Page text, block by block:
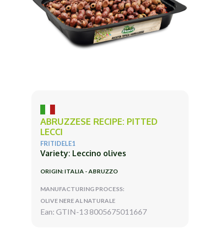
ABRUZZESE RECIPE: PITTED
LECCI
FRITIDELE1
Variety: Leccino olives
ORIGIN: ITALIA - ABRUZZO
MANUFACTURING PROCESS:
OLIVE NERE AL NATURALE
Ean: GTIN-13 8005675011667